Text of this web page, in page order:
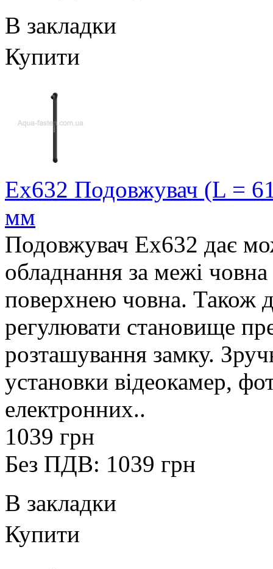
В закладки
Купити
Ex632 Подовжувач (L =
мм
Подовжувач Ex632 дає
обладнання за межі
поверхнею човна. Також
регулювати становище
розташування замку.
установки відеокамер,
електронних..
1039 грн
Без ПДВ: 1039 грн
В закладки
Купити